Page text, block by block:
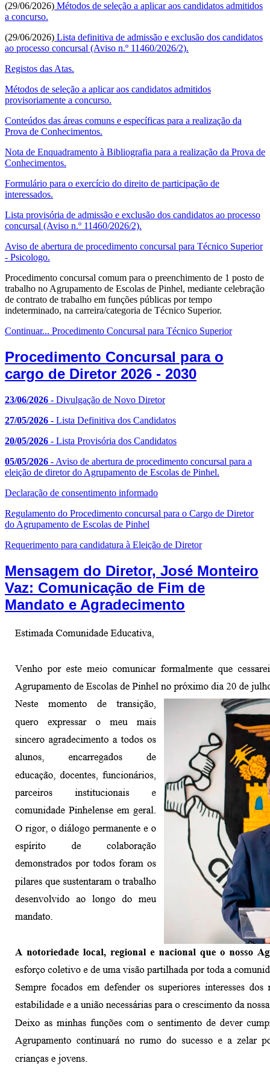
(29/06/2026) Métodos de seleção a aplicar aos candidatos admitidos
a concurso.
(29/06/2026) Lista definitiva de admissão e exclusão dos candidatos
ao processo concursal (Aviso n.º 11460/2026/2).
Registos das Atas.
Métodos de seleção a aplicar aos candidatos admitidos
provisoriamente a concurso.
Conteúdos das áreas comuns e específicas para a realização da
Prova de Conhecimentos.
Nota de Enquadramento à Bibliografia para a realização da Prova de
Conhecimentos.
Formulário para o exercício do direito de participação de
interessados.
Lista provisória de admissão e exclusão dos candidatos ao processo
concursal (Aviso n.º 11460/2026/2).
Aviso de abertura de procedimento concursal para Técnico Superior
- Psicologo.
Procedimento concursal comum para o preenchimento de 1 posto de
trabalho no Agrupamento de Escolas de Pinhel, mediante celebração
de contrato de trabalho em funções públicas por tempo
indeterminado, na carreira/categoria de Técnico Superior.
Continuar... Procedimento Concursal para Técnico Superior
Procedimento Concursal para o
cargo de Diretor 2026 - 2030
23/06/2026 - Divulgação de Novo Diretor
27/05/2026 - Lista Definitiva dos Candidatos
20/05/2026 - Lista Provisória dos Candidatos
05/05/2026 - Aviso de abertura de procedimento concursal para a
eleição de diretor do Agrupamento de Escolas de Pinhel.
Declaração de consentimento informado
Regulamento do Procedimento concursal para o Cargo de Diretor
do Agrupamento de Escolas de Pinhel
Requerimento para candidatura à Eleição de Diretor
Mensagem do Diretor, José Monteiro
Vaz: Comunicação de Fim de
Mandato e Agradecimento